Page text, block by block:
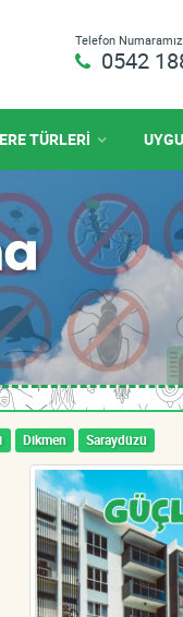
Telefon Numaramız:
0542
TÜRLERİ
Dikmen Saraydüzü